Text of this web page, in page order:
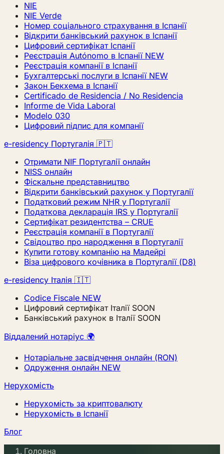
NIE
NIE Verde
Номер соціального страхування в Іспанії
Відкрити банківський рахунок в Іспанії
Цифровий сертифікат Іспанії
Реєстрація Autónomo в Іспанії NEW
Реєстрація компанії в Іспанії
Бухгалтерські послуги в Іспанії NEW
Закон Бекхема в Іспанії
Certificado de Residencia / No Residencia
Informe de Vida Laboral
Modelo 030
Цифровий підпис для компанії
e-residency Португалія 🇵🇹
Отримати NIF Португалії онлайн
NISS онлайн
Фіскальне представництво
Відкрити банківський рахунок у Португалії
Податковий режим NHR у Португалії
Податкова декларація IRS у Португалії
Сертифікат резидентства – CRUE
Реєстрація компанії в Португалії
Свідоцтво про народження в Португалії
Купити готову компанію на Мадейрі
Віза цифрового кочівника в Португалії (D8)
e-residency Італія 🇮🇹
Codice Fiscale NEW
Цифровий сертифікат Італії SOON
Банківський рахунок в Італії SOON
Віддалений нотаріус 🌍
Нотаріальне засвідчення онлайн (RON)
Одруження онлайн NEW
Нерухомість
Нерухомість за криптовалюту
Нерухомість в Іспанії
Блог
Головна